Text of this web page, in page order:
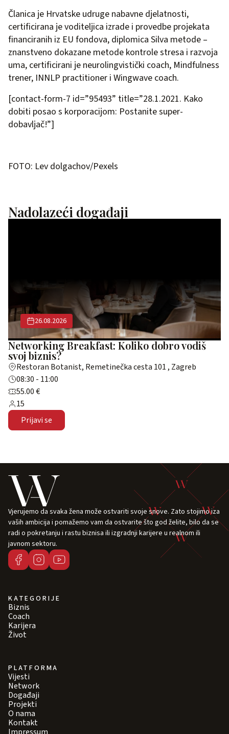
Članica je Hrvatske udruge nabavne djelatnosti,
certificirana je voditeljica izrade i provedbe projekata
financiranih iz EU fondova, diplomica Silva metode –
znanstveno dokazane metode kontrole stresa i razvoja
uma, certificirani je neurolingvistički coach, Mindfulness
trener, INNLP practitioner i Wingwave coach.
[contact-form-7 id=”95493” title=”28.1.2021. Kako
dobiti posao s korporacijom: Postanite super-
dobavljač!”]
FOTO: Lev dolgachov/Pexels
Nadolazeći događaji
26.08.2026
Networking Breakfast: Koliko dobro vodiš
svoj biznis?
Restoran Botanist, Remetinečka cesta 101 , Zagreb
08:30 - 11:00
55.00 €
15
Prijavi se
Vjerujemo da svaka žena može ostvariti svoje snove. Zato stojimo iza
vaših ambicija i pomažemo vam da ostvarite što god želite, bilo da se
radi o pokretanju i rastu biznisa ili izgradnji karijere u realnom ili
javnom sektoru.
KATEGORIJE
Biznis
Coach
Karijera
Život
PLATFORMA
Vijesti
Network
Događaji
Projekti
O nama
Kontakt